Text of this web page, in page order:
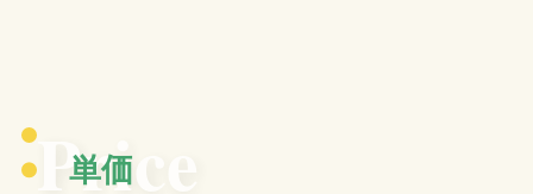
Price
単価